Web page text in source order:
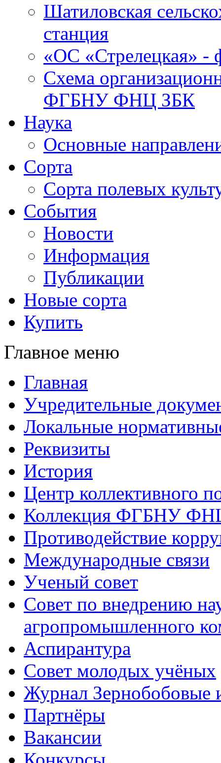
Шатиловская
станция
«ОС «Стрелецкая»
Схема
ФГБНУ ФНЦ ЗБК
Наука
Основные
Сорта
Сорта полевых
События
Новости
Информация
Публикации
Новые сорта
Купить
Главное меню
Главная
Учредительные
Локальные
Реквизиты
История
Центр коллективного
Коллекция ФГБНУ
Противодействие
Международные связи
Ученый совет
Совет по внедрению
агропромышленного
Аспирантура
Совет молодых учёных
Журнал Зернобобовые
Партнёры
Вакансии